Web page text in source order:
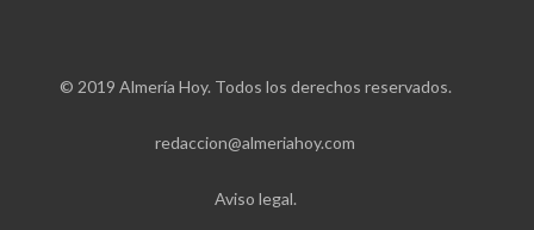
© 2019 Almería Hoy. Todos los derechos reservados.
redaccion@almeriahoy.com
Aviso legal.